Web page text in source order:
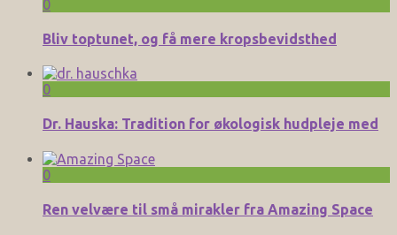
0
Bliv toptunet, og få mere kropsbevidsthed
0
Dr. Hauska: Tradition for økologisk hudpleje med
0
Ren velvære til små mirakler fra Amazing Space